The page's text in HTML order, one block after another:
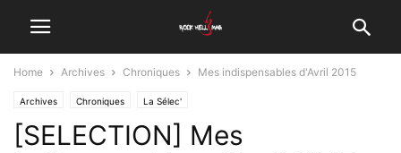
Home Archives Chroniques Mes indispensables d'Avril 2015
Archives Chroniques La Sélec'
[SELECTION] Mes